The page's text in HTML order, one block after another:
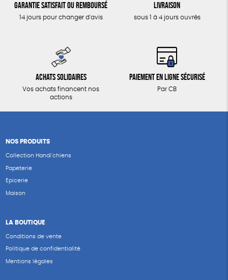
Garantie satisfait ou remboursé
14 jours pour changer d'avis
Livraison
sous 1 à 4 jours ouvrés
Achats solidaires
Vos achats financent nos
actions
Paiement en ligne sécurisé
Par CB
NOS PRODUITS
Collection Handi’chiens
Papeterie
Epicerie
Maison
LA BOUTIQUE
Conditions de vente
Politique de confidentialité
Mentions légales